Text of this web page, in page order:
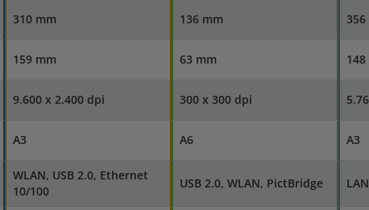
310 mm 136 mm 356
159 mm 63 mm
9.600 x 2.400 dpi 300 x 300 dpi
A3 A6 A3
WLAN, USB 2.0, Ethernet
10/100
USB 2.0, WLAN, PictBridge